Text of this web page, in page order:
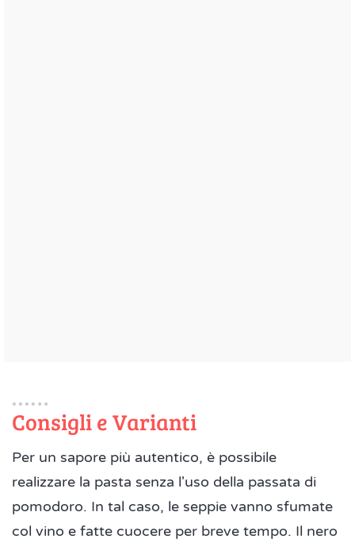
Consigli e Varianti
Per un sapore più autentico, è possibile
realizzare la pasta senza l'uso della passata di
pomodoro. In tal caso, le seppie vanno sfumate
col vino e fatte cuocere per breve tempo. Il nero